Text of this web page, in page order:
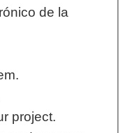
de la
project.